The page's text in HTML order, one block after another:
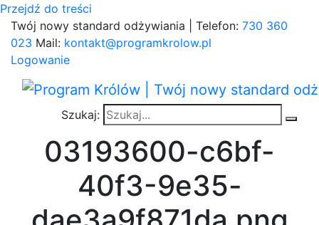
Przejdź do treści
Twój nowy standard odżywiania | Telefon: 730 360
023 Mail: kontakt@programkrolow.pl
Logowanie
Szukaj:
03193600-c6bf-
40f3-9e35-